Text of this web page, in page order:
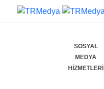
SOSYAL
MEDYA
HIZMETLERI